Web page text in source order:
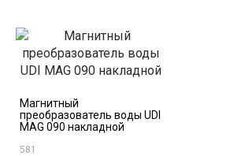
Магнитный
преобразователь воды UDI
MAG 090 накладной
581